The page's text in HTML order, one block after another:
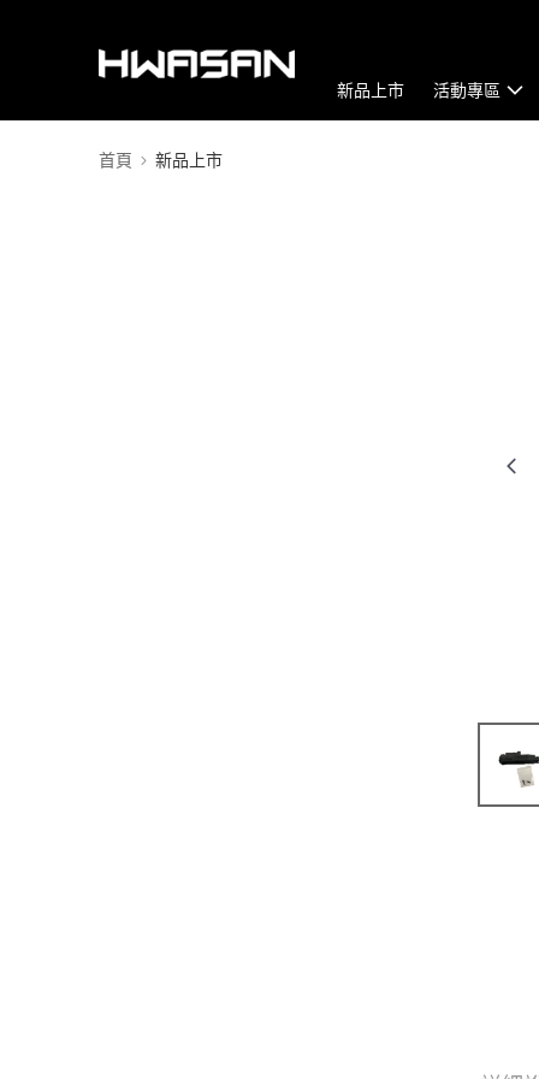
新品上市 活動專區
首頁 新品上市